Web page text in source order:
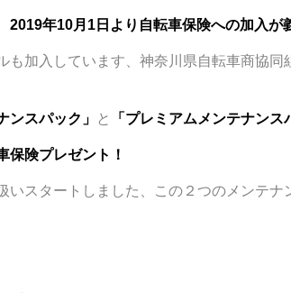
2019年10月1日より自転車保険への加入が
も加入しています、神奈川県自転車商協同
ンスパック」 と 「プレミアムメンテナンス
保険プレゼント！
いスタートしました、この２つのメンテナ